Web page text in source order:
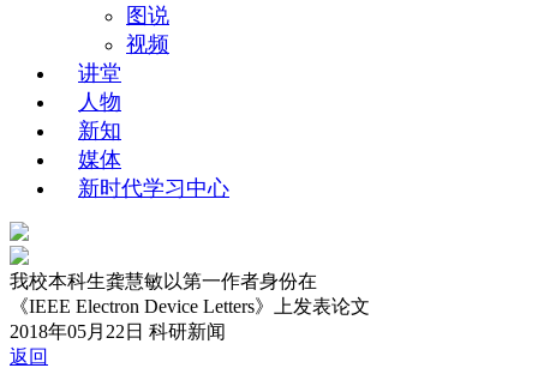
图说
视频
讲堂
人物
新知
媒体
新时代学习中心
我校本科生龚慧敏以第一作者身份在
《IEEE Electron Device Letters》上发表论文
2018年05月22日 科研新闻
返回